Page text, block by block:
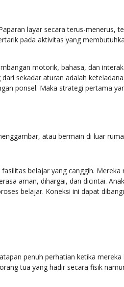
layar secara terus-menerus,
pada aktivitas yang
motorik, bahasa, dan
sekadar aturan adalah
ponsel. Maka strategi pertama
atau bermain di luar
belajar yang canggih.
aman, dihargai, dan dicintai.
belajar. Koneksi ini dapat
penuh perhatian ketika
tua yang hadir secara fisik